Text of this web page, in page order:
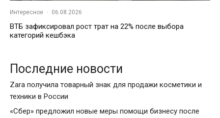
Интересное · 06.08.2026
ВТБ зафиксировал рост трат на 22% после выбора
категорий кешбэка
Последние новости
Zara получила товарный знак для продажи косметики и
техники в России
«Сбер» предложил новые меры помощи бизнесу после